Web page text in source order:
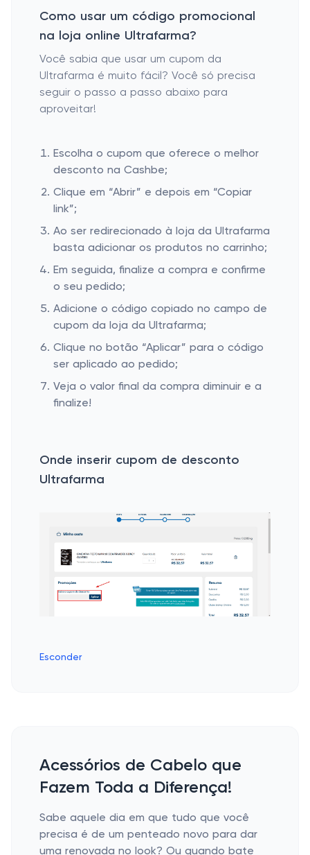
Como usar um código promocional
na loja online Ultrafarma?
Você sabia que usar um cupom da
Ultrafarma é muito fácil? Você só precisa
seguir o passo a passo abaixo para
aproveitar!
Escolha o cupom que oferece o melhor
desconto na Cashbe;
Clique em “Abrir” e depois em “Copiar
link”;
Ao ser redirecionado à loja da Ultrafarma
basta adicionar os produtos no carrinho;
Em seguida, finalize a compra e confirme
o seu pedido;
Adicione o código copiado no campo de
cupom da loja da Ultrafarma;
Clique no botão “Aplicar” para o código
ser aplicado ao pedido;
Veja o valor final da compra diminuir e a
finalize!
Onde inserir cupom de desconto
Ultrafarma
Esconder
Acessórios de Cabelo que
Fazem Toda a Diferença!
Sabe aquele dia em que tudo que você
precisa é de um penteado novo para dar
uma renovada no look? Ou quando bate